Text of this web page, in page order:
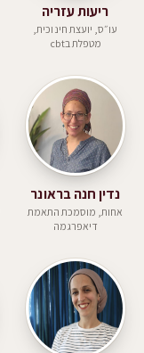
ריעות עזריה
עו״ס, יועצת חינוכית,
מטפלת בcbt
נדין חנה בראונר
אחות, מוסמכת התאמת
דיאפרגמה